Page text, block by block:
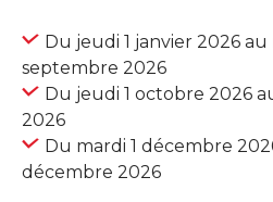
Du jeudi 1 janvier 2026
septembre 2026
Du jeudi 1 octobre 2026
2026
Du mardi 1 décembre
décembre 2026